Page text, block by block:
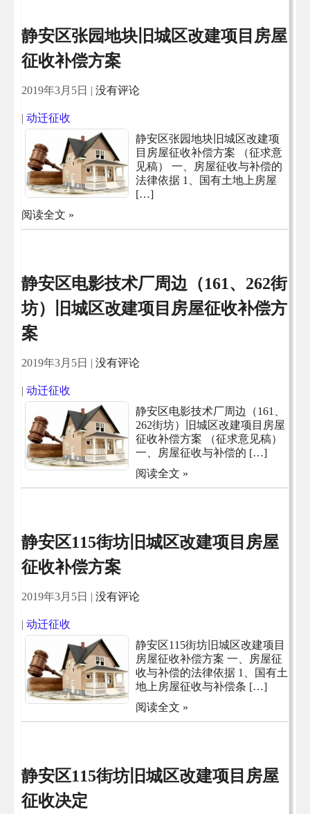
静安区张园地块旧城区改建项目房屋
征收补偿方案
2019年3月5日 | 没有评论
| 动迁征收
静安区张园地块旧城区改建项
目房屋征收补偿方案 （征求意
见稿） 一、房屋征收与补偿的
法律依据 1、国有土地上房屋
[…]
阅读全文 »
静安区电影技术厂周边（161、262街
坊）旧城区改建项目房屋征收补偿方
案
2019年3月5日 | 没有评论
| 动迁征收
静安区电影技术厂周边（161、
262街坊）旧城区改建项目房屋
征收补偿方案 （征求意见稿）
一、房屋征收与补偿的 […]
阅读全文 »
静安区115街坊旧城区改建项目房屋
征收补偿方案
2019年3月5日 | 没有评论
| 动迁征收
静安区115街坊旧城区改建项目
房屋征收补偿方案 一、房屋征
收与补偿的法律依据 1、国有土
地上房屋征收与补偿条 […]
阅读全文 »
静安区115街坊旧城区改建项目房屋
征收决定